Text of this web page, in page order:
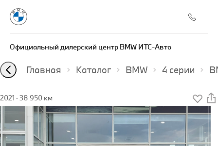
Официальный дилерский центр BMW ИТС-Авто
Главная Каталог BMW 4 серии
2021 · 38 950 км